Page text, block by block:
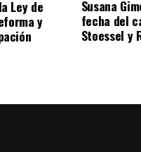
Ley de
y
Susana
fecha del
Stoessel y